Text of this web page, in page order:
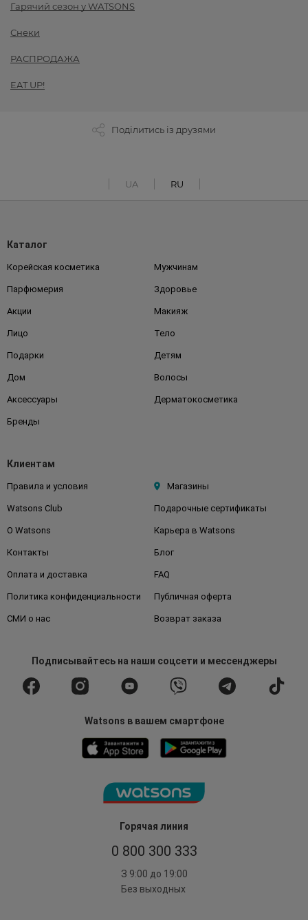
Гарячий сезон у WATSONS
Снеки
РАСПРОДАЖА
EAT UP!
Поділитись із друзями
UA RU
Горячая линия
0 800 300 333
З 9:00 до 19:00
Без выходных
Каталог
Корейская косметика Мужчинам
Парфюмерия Здоровье
Акции Макияж
Лицо Тело
Подарки Детям
Дом Волосы
Аксессуары Дерматокосметика
Бренды
Клиентам
Правила и условия Магазины
Watsons Club Подарочные сертификаты
О Watsons Карьера в Watsons
Контакты Блог
Оплата и доставка FAQ
Политика конфиденциальности Публичная оферта
СМИ о нас Возврат заказа
Подписывайтесьна наши соцсети и мессенджеры
Watsons в вашем смартфоне